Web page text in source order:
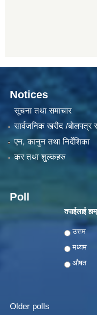
Notices
सूचना तथा समाचार
सार्वजनिक खरीद /बोलपत्र
एन, कानुन तथा निर्देशिका
कर तथा शुल्कहरु
Poll
तपाईलाई
Choices
उत्तम
मध्यम
औषत
Older polls